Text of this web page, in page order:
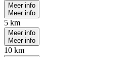
Meer info
Meer info
5 km
Meer info
Meer info
10 km